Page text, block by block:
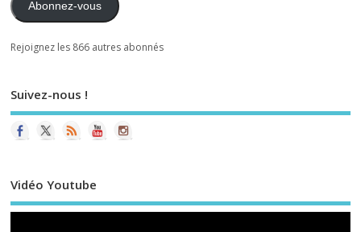
Abonnez-vous
Rejoignez les 866 autres abonnés
Suivez-nous !
Vidéo Youtube